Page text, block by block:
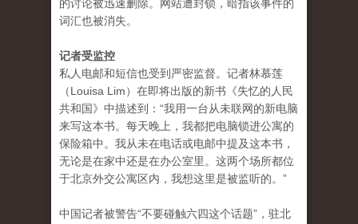
的讨论被迅速删除。网站遭封锁，暗指该事件的
词汇也被消失。
记者受监控
私人电邮和短信也受到严密监督。记者林慕莲
（Louisa Lim）在即将出版的新书《失忆的人民
共和国》中描述到：“我用一台从未联网的新电脑
来写这本书。每天晚上，我都把电脑锁进公寓的
保险箱中。我从未在电话或电邮中提及这本书，
无论是在家中还是在办公室里。这两个场所都位
于北京外交公寓区内，我想这里是被监听的。”
中国记者被警告“不要碰触六四这个话题”，驻北